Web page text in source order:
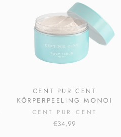
CENT PUR CENT
KÖRPERPEELING MONOI
CENT PUR CENT
€34,99